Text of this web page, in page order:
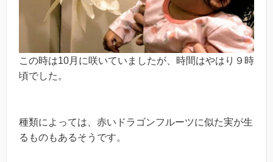
この時は10月に咲いていましたが、時間はやはり９時
頃でした。
種類によっては、赤いドラゴンフルーツに似た実が生
るものもあるそうです。